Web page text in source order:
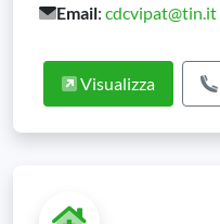
Email: cdcvipat@tin.it
Visualizza